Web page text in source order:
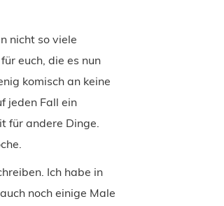
nicht so viele
euch, die es nun
komisch an keine
jeden Fall ein
für andere Dinge.
Ich habe in
noch einige Male